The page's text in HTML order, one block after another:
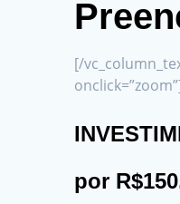
[/
por